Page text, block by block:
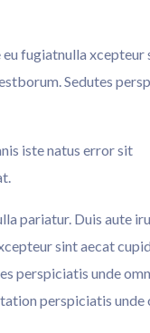
fugiatnulla xcepteur
Sedutes
iste natus error sit
pariatur. Duis aute
sint aecat
perspiciatis unde
perspiciatis unde